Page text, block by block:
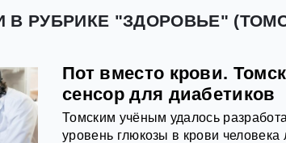
В РУБРИКЕ "ЗДОРОВЬЕ"
Пот вместо крови.
сенсор для диабетиков
Томским учёным удалось
уровень глюкозы в крови